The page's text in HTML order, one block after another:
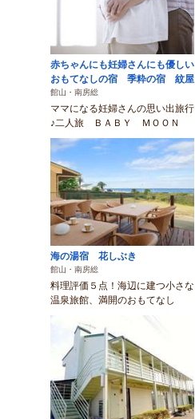
赤ちゃんにも妊婦さんにも優しい
おもてなしの宿 季粋の宿 紋屋
館山・南房総
ママになる妊婦さんの思い出旅行
♪二人旅 ＢＡＢＹ ＭＯＯＮ
海の湯宿 花しぶき
館山・南房総
料理評価５点！海辺に建つ小さな
温泉旅館、満開のおもてなし